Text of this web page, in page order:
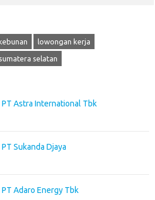
lowongan kerja
sumatera selatan
Astra International Tbk
Sukanda Djaya
Adaro Energy Tbk